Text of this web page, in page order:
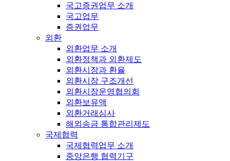
국고증권업무 소개
국고업무
증권업무
외환
외환업무 소개
외환정책과 외환제도
외환시장과 환율
외환시장 구조개선
외환시장운영협의회
외환보유액
외환거래심사
해외송금 통합관리제도
국제협력
국제협력업무 소개
중앙은행 협력기구